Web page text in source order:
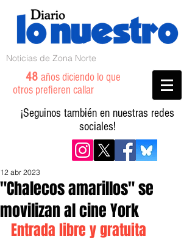
Noticias de Zona Norte
48 años diciendo lo que
otros prefieren callar
¡Seguinos también en nuestras redes
sociales!
"Chalecos amarillos" se
movilizan al cine York
12 abr 2023
Entrada libre y gratuita